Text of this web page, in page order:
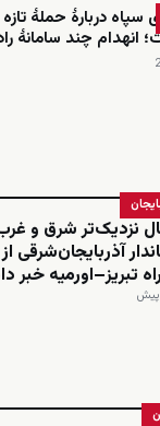
سپاه دربارهٔ حملهٔ
انهدام چند سامانهٔ
نزدیک‌تر شرق و غرب
آذربایجان‌شرقی
تبریز–اورمیه خبر